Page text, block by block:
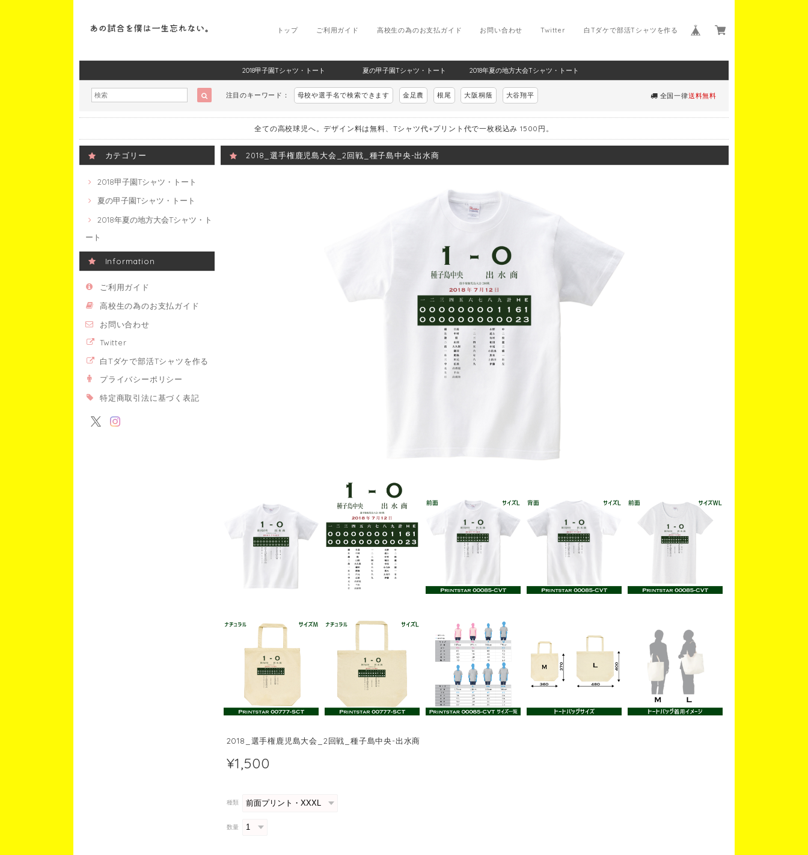
白Tダケで部活Tシャツを作る
Twitter
お問い合わせ
高校生の為のお支払ガイド
ご利用ガイド
トップ
2018甲子園Tシャツ・トート 夏の甲子園Tシャツ・トート 2018年夏の地方大会Tシャツ・トート
注目のキーワード： 母校や選手名で検索できます 金足農 根尾 大阪桐蔭 大谷翔平 全国一律送料無料
全ての高校球児へ。デザイン料は無料、Tシャツ代+プリント代で一枚税込み 1500円。
カテゴリー
2018甲子園Tシャツ・トート
夏の甲子園Tシャツ・トート
2018年夏の地方大会Tシャツ・ト
ート
Information
ご利用ガイド
高校生の為のお支払ガイド
お問い合わせ
Twitter
白Tダケで部活Tシャツを作る
プライバシーポリシー
特定商取引法に基づく表記
2018_選手権鹿児島大会_2回戦_種子島中央-出水商
2018_選手権鹿児島大会_2回戦_種子島中央-出水商
¥1,500
種類
数量